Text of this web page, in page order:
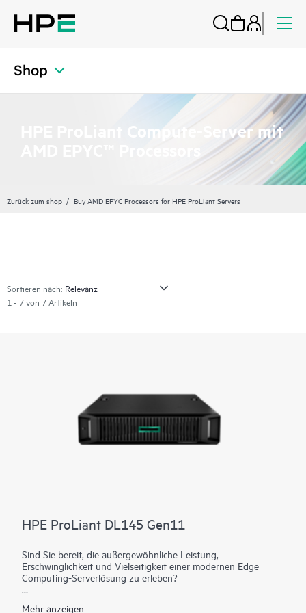
Shop
HPE ProLiant Compute-Server mit
Zurück zum shop Buy AMD EPYC Processors for HPE ProLiant Servers
Sortieren nach:
1 - 7 von 7 Artikeln
HPE ProLiant DL145 Gen11
Sind Sie bereit, die außergewöhnliche Leistung,
Erschwinglichkeit und Vielseitigkeit einer modernen Edge
Computing-Serverlösung zu erleben?
Mehr anzeigen